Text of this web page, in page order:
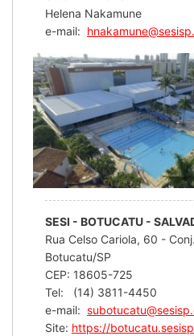
Helena Nakamune
e-mail:
SESI - BOTUCATU -
Rua Celso Cariola, 60 -
Botucatu/SP
CEP: 18605-725
Tel: (14) 3811-4450
e-mail:
Site: https://